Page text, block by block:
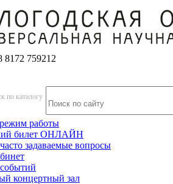
8172 759212
по каталогу
работы
билет ОНЛАЙН
задаваемые вопросы
концертный зал